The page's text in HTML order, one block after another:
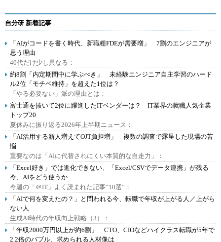
自分研 新着記事
「AIがコードを書く時代、新職種FDEが需要増」 7割のエンジニアが
思う理由
40代だけ少し異なる：
約8割「内定期間中に学ぶべき」 未経験エンジニア自主学習のハード
ル2位「モチベ維持」を超えた1位は？
「やる必要ない」派の理由とは：
富士通を抜いて2位に躍進したITベンダーは？ IT業界の就職人気企業
トップ20
夏休みに振り返る2026年上半期ニュース：
「AI活用する新人増えてOJT負担増」 複数の調査で露呈した現場の苦
悩
重要なのは「AIに代替されにくい本質的な自走力」：
「Excel好き」では進化できない、「Excel/CSVでデータ連携」が残る
今、AIをどう使うか
今週の「＠IT」よく読まれた記事“10選”：
「AIで何を変えたの？」と問われる今、転職で年収が上がる人／上がら
ない人
生成AI時代の年収向上戦略（3）：
「年収2000万円以上が約6割」 CTO、CIOなどハイクラス転職が5年で
2.2倍のバブル、求められる人材像は